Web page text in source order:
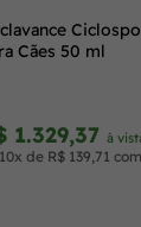
Cães 50 ml
1.329,37 à
de R$ 139,71